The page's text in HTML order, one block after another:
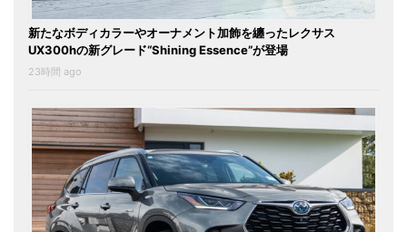
新たなボディカラーやオーナメント加飾を纏ったレクサス
UX300hの新グレード“Shining Essence”が登場
23時間 ago